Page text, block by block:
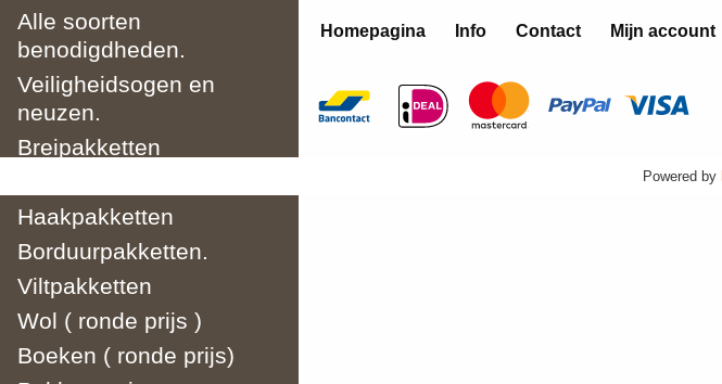
Alle soorten
benodigdheden.
Veiligheidsogen en
neuzen.
Breipakketten
Haakpakketten
Borduurpakketten.
Viltpakketten
Wol ( ronde prijs )
Boeken ( ronde prijs)
Homepagina Info Contact Mijn account
Powered by